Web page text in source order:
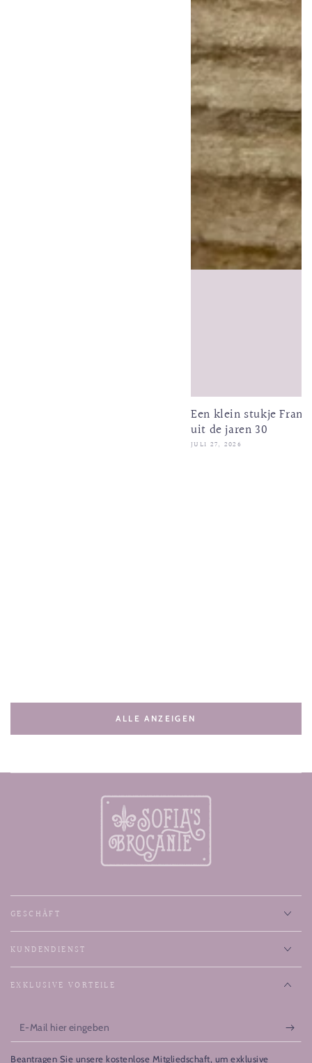
Een klein stukje
uit de jaren 30
JULI 27, 2026
ALLE ANZEIGEN
GESCHÄFT
KUNDENDIENST
EXKLUSIVE VORTEILE
E-
Mail
Beantragen Sie unsere kostenlose Mitgliedschaft, um exklusive